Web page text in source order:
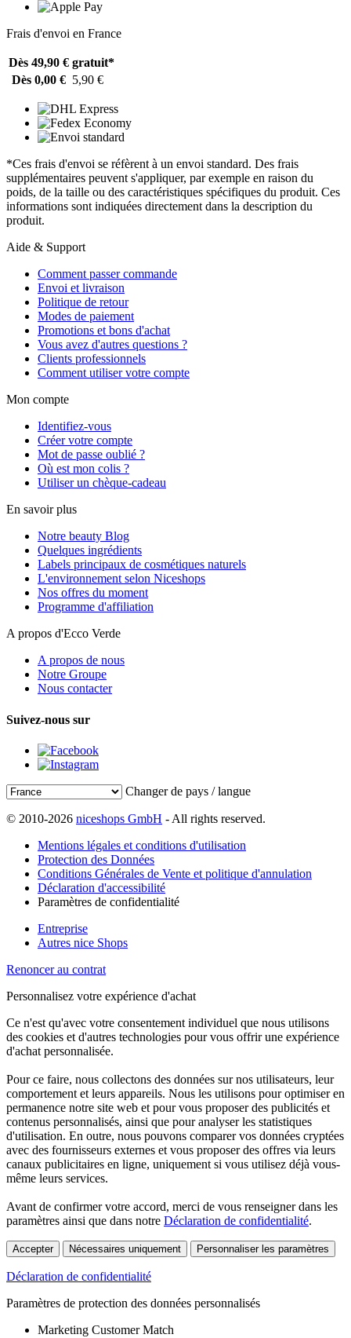
Frais d'envoi en France
Dès 49,90 € gratuit*
Dès 0,00 € 5,90 €
*Ces frais d'envoi se réfèrent à un envoi standard. Des frais
supplémentaires peuvent s'appliquer, par exemple en raison du
poids, de la taille ou des caractéristiques spécifiques du produit. Ces
informations sont indiquées directement dans la description du
produit.
Aide & Support
Comment passer commande
Envoi et livraison
Politique de retour
Modes de paiement
Promotions et bons d'achat
Vous avez d'autres questions ?
Clients professionnels
Comment utiliser votre compte
Mon compte
Identifiez-vous
Créer votre compte
Mot de passe oublié ?
Où est mon colis ?
Utiliser un chèque-cadeau
En savoir plus
Notre beauty Blog
Quelques ingrédients
Labels principaux de cosmétiques naturels
L'environnement selon Niceshops
Nos offres du moment
Programme d'affiliation
A propos d'Ecco Verde
A propos de nous
Notre Groupe
Nous contacter
Suivez-nous sur
Changer de pays / langue
© 2010-2026 niceshops GmbH - All rights reserved.
Mentions légales et conditions d'utilisation
Protection des Données
Conditions Générales de Vente et politique d'annulation
Déclaration d'accessibilité
Paramètres de confidentialité
Entreprise
Autres nice Shops
Renoncer au contrat
Personnalisez votre expérience d'achat
Ce n'est qu'avec votre consentement individuel que nous utilisons
des cookies et d'autres technologies pour vous offrir une expérience
d'achat personnalisée.
Pour ce faire, nous collectons des données sur nos utilisateurs, leur
comportement et leurs appareils. Nous les utilisons pour optimiser en
permanence notre site web et pour vous proposer des publicités et
contenus personnalisés, ainsi que pour analyser les statistiques
d'utilisation. En outre, nous pouvons comparer vos données cryptées
avec des fournisseurs externes et vous proposer des offres via leurs
canaux publicitaires en ligne, uniquement si vous utilisez déjà vous-
même leurs services.
Avant de confirmer votre accord, merci de vous renseigner dans les
paramètres ainsi que dans notre Déclaration de confidentialité.
Accepter Nécessaires uniquement Personnaliser les paramètres
Déclaration de confidentialité
Paramètres de protection des données personnalisés
Marketing Customer Match